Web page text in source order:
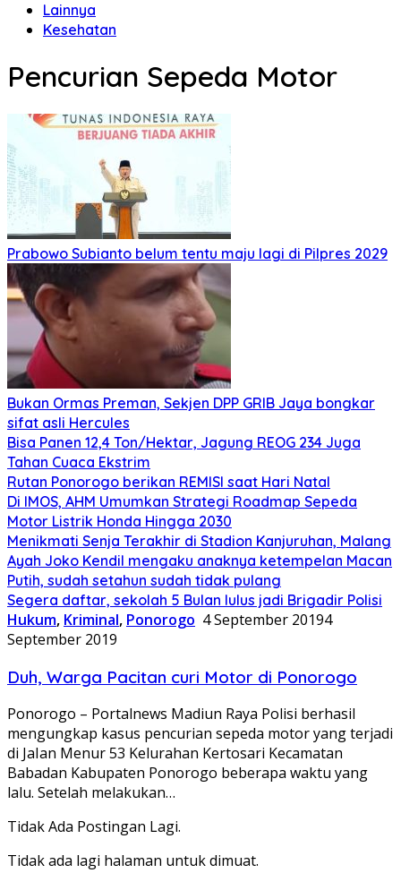
Lainnya
Kesehatan
Pencurian Sepeda Motor
Prabowo Subianto belum tentu maju lagi di Pilpres 2029
Bukan Ormas Preman, Sekjen DPP GRIB Jaya bongkar
sifat asli Hercules
Bisa Panen 12,4 Ton/Hektar, Jagung REOG 234 Juga
Tahan Cuaca Ekstrim
Rutan Ponorogo berikan REMISI saat Hari Natal
Di IMOS, AHM Umumkan Strategi Roadmap Sepeda
Motor Listrik Honda Hingga 2030
Menikmati Senja Terakhir di Stadion Kanjuruhan, Malang
Ayah Joko Kendil mengaku anaknya ketempelan Macan
Putih, sudah setahun sudah tidak pulang
Segera daftar, sekolah 5 Bulan lulus jadi Brigadir Polisi
Hukum, Kriminal, Ponorogo 4 September 20194
September 2019
Duh, Warga Pacitan curi Motor di Ponorogo
Ponorogo – Portalnews Madiun Raya Polisi berhasil
mengungkap kasus pencurian sepeda motor yang terjadi
di JaIan Menur 53 Kelurahan Kertosari Kecamatan
Babadan Kabupaten Ponorogo beberapa waktu yang
lalu. Setelah melakukan…
Tidak Ada Postingan Lagi.
Tidak ada lagi halaman untuk dimuat.